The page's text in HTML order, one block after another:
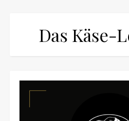
Das Käse-